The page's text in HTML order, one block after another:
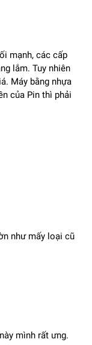
mạnh, các cấp
lắm. Tuy nhiên
Máy bằng nhựa
của Pin thì phải
như mấy loại cũ
mình rất ưng.